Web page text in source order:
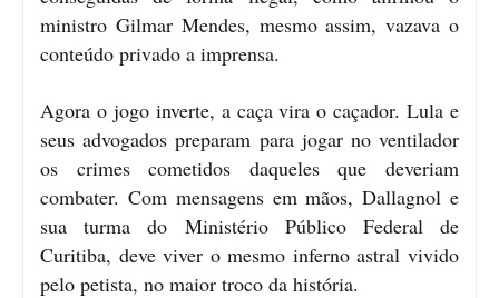
ministro Gilmar Mendes, mesmo assim, vazava o
conteúdo privado a imprensa.
Agora o jogo inverte, a caça vira o caçador. Lula e
seus advogados preparam para jogar no ventilador
os crimes cometidos daqueles que deveriam
combater. Com mensagens em mãos, Dallagnol e
sua turma do Ministério Público Federal de
Curitiba, deve viver o mesmo inferno astral vivido
pelo petista, no maior troco da história.